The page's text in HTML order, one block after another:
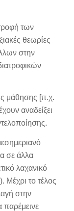
των
θεωρίες
στην
μάθησης [π.χ.
αναδείξει
σε άλλα
λαχανικό
Μέχρι το τέλος
στην
παρέμεινε